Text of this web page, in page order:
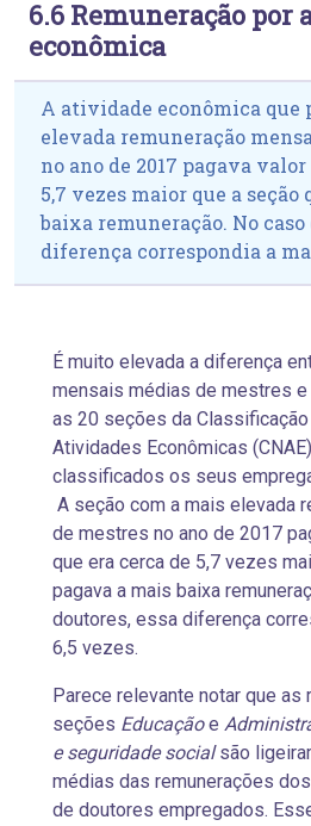
6.6 Remuneração por
econômica
A atividade econômica que
elevada remuneração
no ano de 2017 pagava
5,7 vezes maior que a seção
baixa remuneração. No caso
diferença correspondia a
É muito elevada a diferença
mensais médias de mestres
as 20 seções da
Atividades Econômicas
classificados os seus
A seção com a mais elevada
de mestres no ano de 2017
que era cerca de 5,7 vezes
pagava a mais baixa
doutores, essa diferença
6,5 vezes.
Parece relevante notar que as
seções Educaçãoe
e seguridade socialsão
médias das remunerações
de doutores empregados.